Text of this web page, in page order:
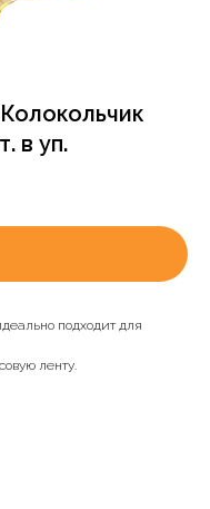
в уп.
подходит для
ленту.
и